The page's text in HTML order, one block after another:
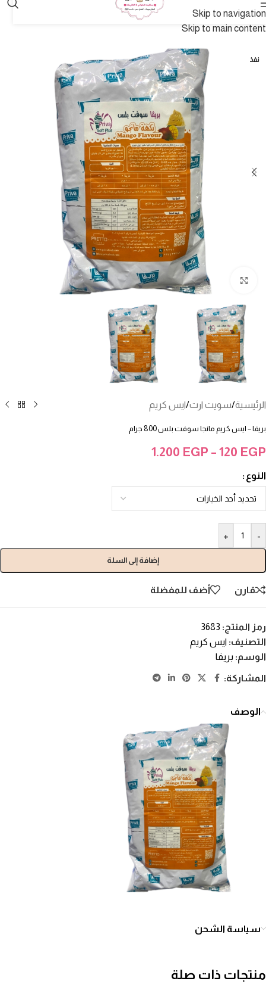
Skip to navigation
Skip to main content
نفذ
انقر للتكبير
الرئيسية/سويت ارت/ايس كريم
بريفا – ايس كريم مانجا سوفت بلس 800 جرام
120 EGP
–
1.200 EGP
النوع
-
+
إضافة إلى السلة
قارن أضف للمفضلة
رمز المنتج: 3683
التصنيف: ايس كريم
الوسم: بريفا
المشاركة:
الوصف
سياسة الشحن
منتجات ذات صلة